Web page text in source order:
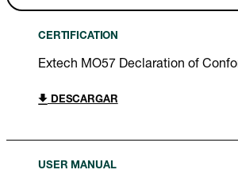
CERTIFICATION
Extech MO57 Declaration of
DESCARGAR
USER MANUAL